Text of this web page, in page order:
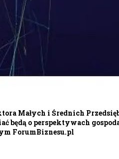
Małych i Średnich
będą o perspektywach
ForumBiznesu.pl